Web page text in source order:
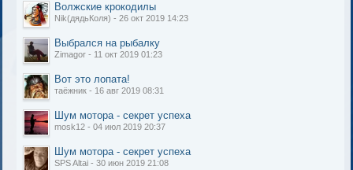
Волжские крокодилы
Nik(дядьКоля) - 26 окт 2019 14:23
Выбрался на рыбалку
Zimagor - 11 окт 2019 01:23
Вот это лопата!
таёжник - 16 авг 2019 08:31
Шум мотора - секрет успеха
mosk12 - 04 июл 2019 20:37
Шум мотора - секрет успеха
SPS Altai - 30 июн 2019 21:08